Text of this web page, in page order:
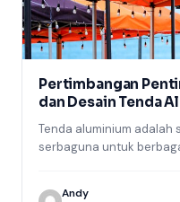
Pertimbangan
dan Desain Tenda
Tenda aluminium adalah
serbaguna untuk
Andy